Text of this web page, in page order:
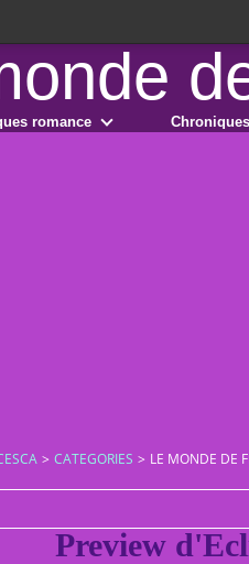
romance
> CATEGORIES > LE MONDE DE
Preview